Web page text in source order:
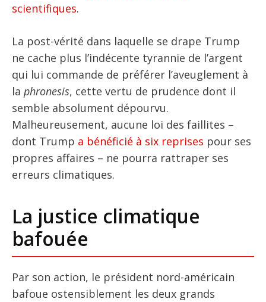
scientifiques.
La post-vérité dans laquelle se drape Trump
ne cache plus l’indécente tyrannie de l’argent
qui lui commande de préférer l’aveuglement à
la phronesis, cette vertu de prudence dont il
semble absolument dépourvu.
Malheureusement, aucune loi des faillites –
dont Trump a bénéficié à six reprises pour ses
propres affaires – ne pourra rattraper ses
erreurs climatiques.
La justice climatique
bafouée
Par son action, le président nord-américain
bafoue ostensiblement les deux grands